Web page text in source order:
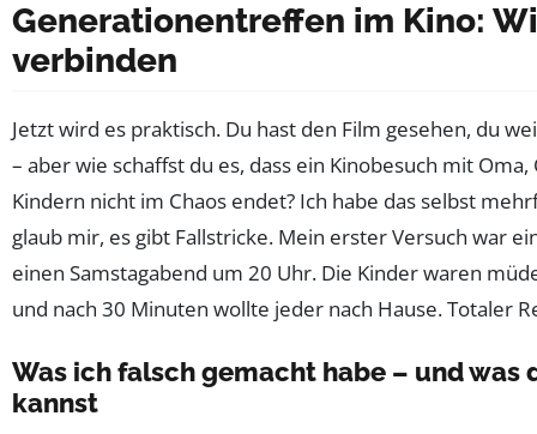
Generationentreffen im Kino:
verbinden
Jetzt wird es praktisch. Du hast den Film gesehen, du
– aber wie schaffst du es, dass ein Kinobesuch mit Oma,
Kindern nicht im Chaos endet? Ich habe das selbst
glaub mir, es gibt Fallstricke. Mein erster Versuch war
einen Samstagabend um 20 Uhr. Die Kinder waren
und nach 30 Minuten wollte jeder nach Hause. Totaler
Was ich falsch gemacht habe – und was
kannst